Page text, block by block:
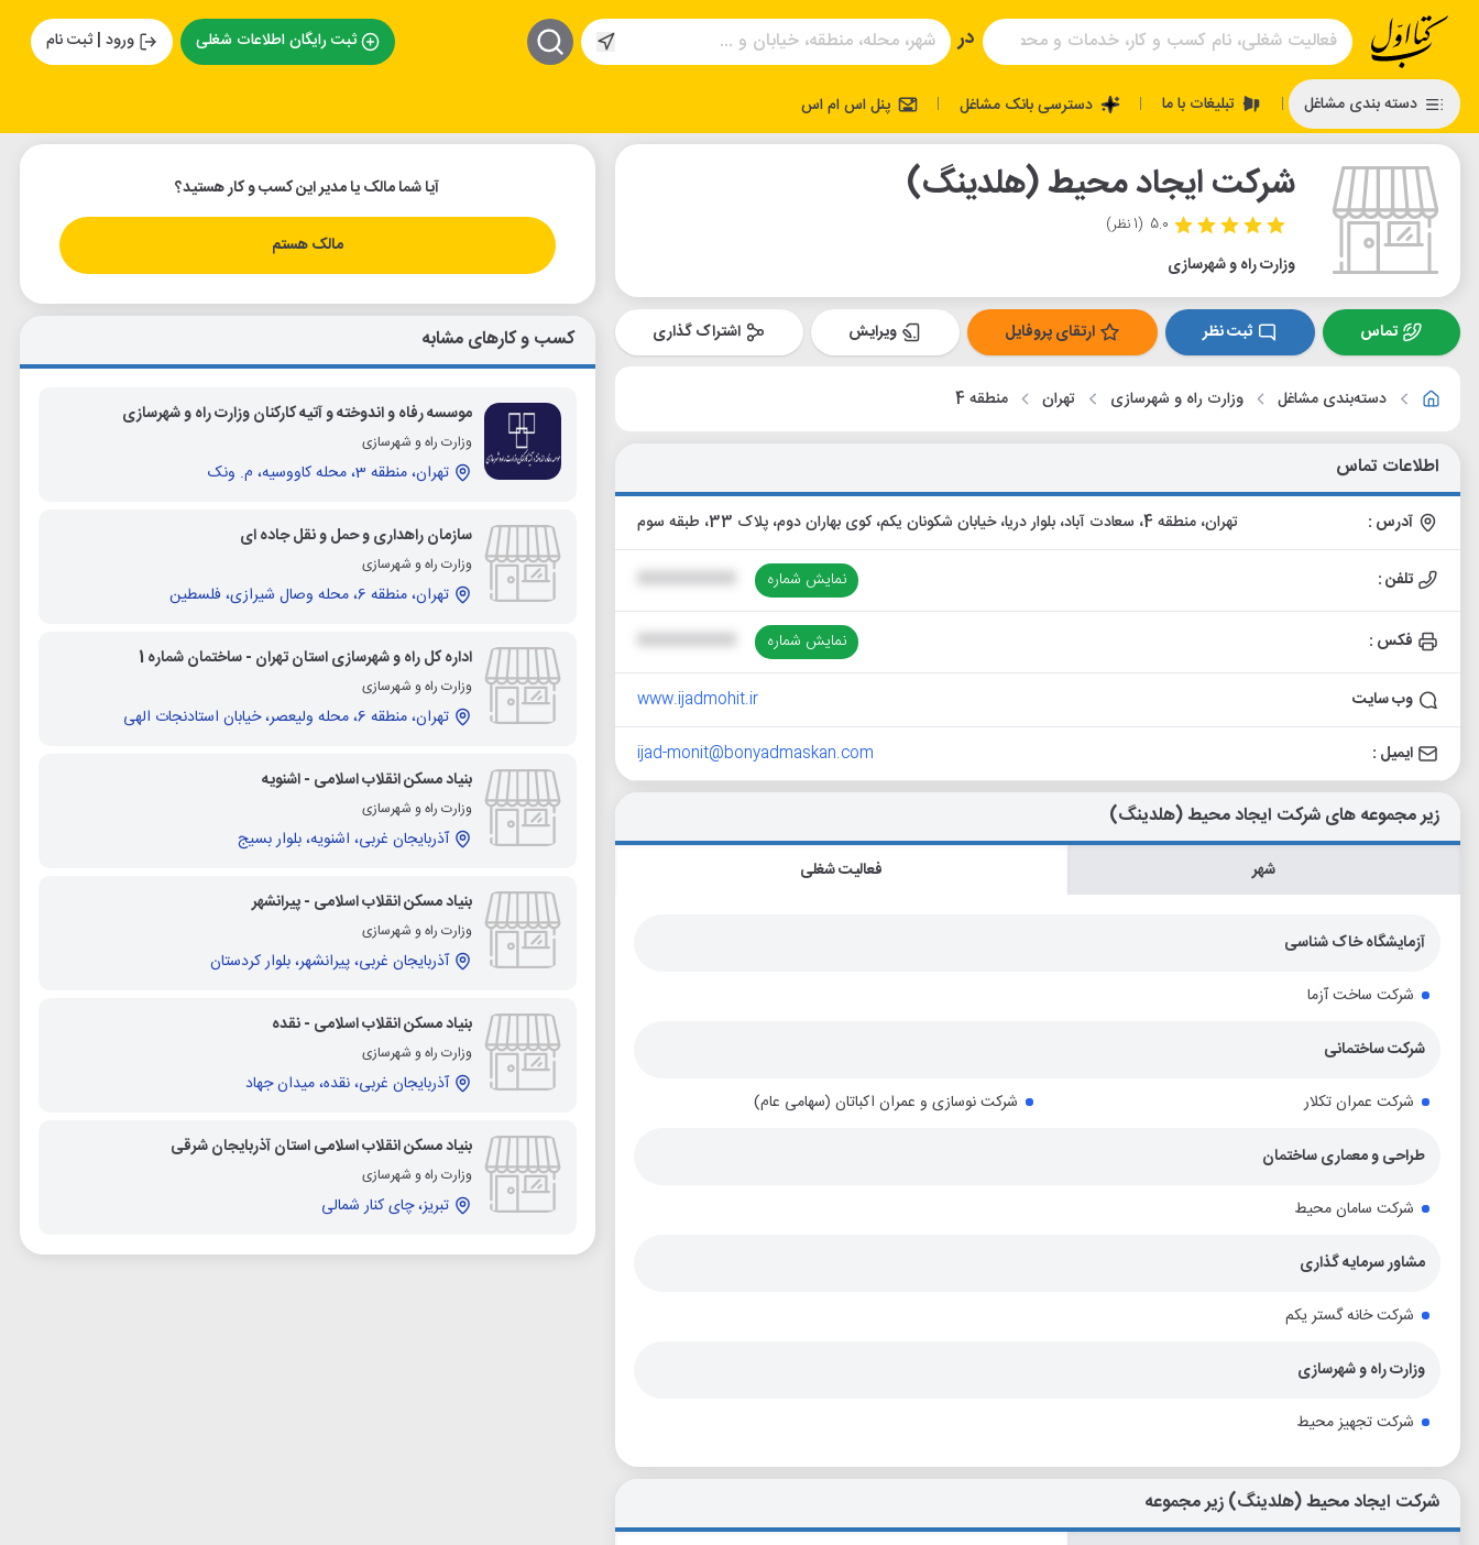
در ثبت رایگان اطلاعات شغلی ورود | ثبت نام
دسته بندی مشاغل | تبلیغات با ما | دسترسی بانک مشاغل | پنل اس ام اس
شرکت ایجاد محیط (هلدینگ)
5.0 (1 نظر)
وزارت راه و شهرسازی
تماس ثبت نظر ارتقای پروفایل ویرایش اشتراک گذاری
دسته‌بندی مشاغل وزارت راه و شهرسازی تهران منطقه 4
اطلاعات تماس
آدرس : تهران، منطقه 4، سعادت آباد، بلوار دریا، خیابان شکونان یکم، کوی بهاران دوم، پلاک 33، طبقه سوم
تلفن : نمایش شماره XXXXXXXXXX
فکس : نمایش شماره XXXXXXXXXX
وب سایت www.ijadmohit.ir
ایمیل : ijad-monit@bonyadmaskan.com
زیر مجموعه های شرکت ایجاد محیط (هلدینگ)
شهر فعالیت شغلی
آزمایشگاه خاک شناسی
شرکت ساخت آزما
شرکت ساختمانی
شرکت عمران تکلار شرکت نوسازی و عمران اکباتان (سهامی عام)
طراحی و معماری ساختمان
شرکت سامان محیط
مشاور سرمایه گذاری
شرکت خانه گستر یکم
وزارت راه و شهرسازی
شرکت تجهیز محیط
شرکت ایجاد محیط (هلدینگ) زیر مجموعه
آیا شما مالک یا مدیر این کسب و کار هستید؟
مالک هستم
کسب و کارهای مشابه
موسسه رفاه و اندوخته و آتیه کارکنان وزارت راه و شهرسازی
وزارت راه و شهرسازی
تهران، منطقه 3، محله کاووسیه، م. ونک
سازمان راهداری و حمل و نقل جاده ای
وزارت راه و شهرسازی
تهران، منطقه 6، محله وصال شیرازی، فلسطین
اداره کل راه و شهرسازی استان تهران - ساختمان شماره 1
وزارت راه و شهرسازی
تهران، منطقه 6، محله ولیعصر، خیابان استادنجات الهی
بنیاد مسکن انقلاب اسلامی - اشنویه
وزارت راه و شهرسازی
آذربایجان غربی، اشنویه، بلوار بسیج
بنیاد مسکن انقلاب اسلامی - پیرانشهر
وزارت راه و شهرسازی
آذربایجان غربی، پیرانشهر، بلوار کردستان
بنیاد مسکن انقلاب اسلامی - نقده
وزارت راه و شهرسازی
آذربایجان غربی، نقده، میدان جهاد
بنیاد مسکن انقلاب اسلامی استان آذربایجان شرقی
وزارت راه و شهرسازی
تبریز، چای کنار شمالی